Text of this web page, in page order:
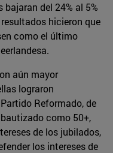
del 24% al 5%
hicieron que
como el último
aún mayor
lograron
Reformado, de
como 50+,
de los jubilados,
los intereses de